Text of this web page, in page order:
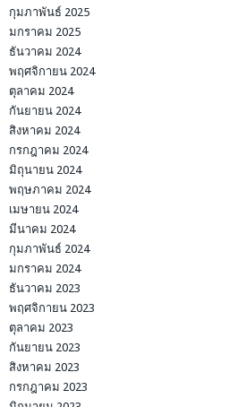
กุมภาพันธ์ 2025
มกราคม 2025
ธันวาคม 2024
พฤศจิกายน 2024
ตุลาคม 2024
กันยายน 2024
สิงหาคม 2024
กรกฎาคม 2024
มิถุนายน 2024
พฤษภาคม 2024
เมษายน 2024
มีนาคม 2024
กุมภาพันธ์ 2024
มกราคม 2024
ธันวาคม 2023
พฤศจิกายน 2023
ตุลาคม 2023
กันยายน 2023
สิงหาคม 2023
กรกฎาคม 2023